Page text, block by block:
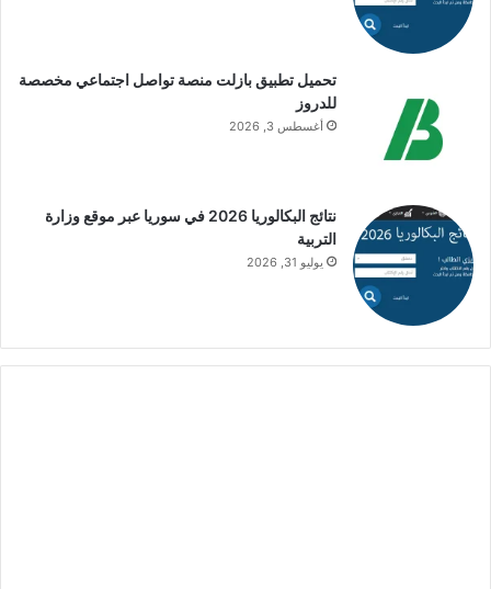
تحميل تطبيق بازلت منصة تواصل اجتماعي مخصصة
للدروز
أغسطس 3, 2026
نتائج البكالوريا 2026 في سوريا عبر موقع وزارة
التربية
يوليو 31, 2026